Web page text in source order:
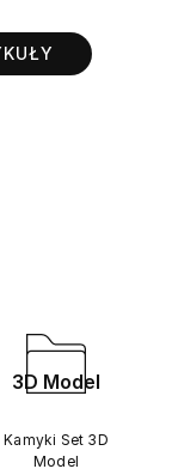
3D Model
Kamyki Set 3D
Model